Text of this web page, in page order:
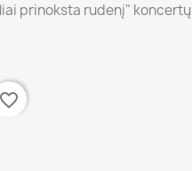
prinoksta rudenį" koncertų
favorite_border